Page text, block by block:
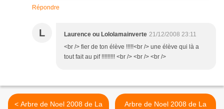
Répondre
L Laurence ou Lololamainverte 21/12/2008 23:11
<br /> fier de ton élève !!!!!<br /> une élève qui là a
tout fait au pif !!!!!!!!! <br /> <br /> <br />
< Arbre de Noel 2008 de La
Arbre de Noel 2008 de La